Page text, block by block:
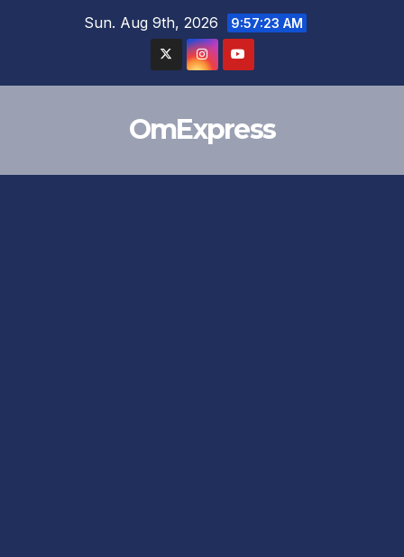
Sun. Aug 9th, 2026 9:57:24 AM
OmExpress